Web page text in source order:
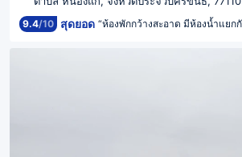
9.4/10 สุดยอด